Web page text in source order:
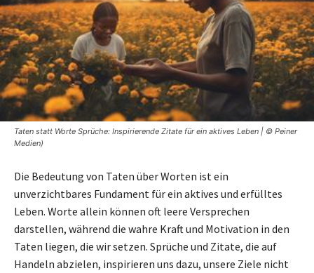
Taten statt Worte Sprüche: Inspirierende Zitate für ein aktives Leben | © Peiner
Medien)
Die Bedeutung von Taten über Worten ist ein
unverzichtbares Fundament für ein aktives und erfülltes
Leben. Worte allein können oft leere Versprechen
darstellen, während die wahre Kraft und Motivation in den
Taten liegen, die wir setzen. Sprüche und Zitate, die auf
Handeln abzielen, inspirieren uns dazu, unsere Ziele nicht